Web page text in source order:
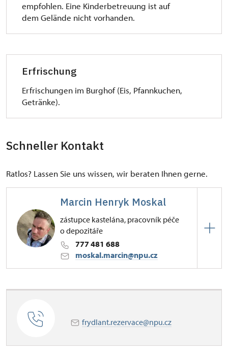
empfohlen. Eine Kinderbetreuung ist auf
dem Gelände nicht vorhanden.
Erfrischung
Erfrischungen im Burghof (Eis, Pfannkuchen,
Getränke).
Schneller Kontakt
Ratlos? Lassen Sie uns wissen, wir beraten Ihnen gerne.
Marcin Henryk Moskal
zástupce kastelána, pracovník péče
o depozitáře
777 481 688
moskal.marcin@npu.cz
Zámecká 4001/, Frýdlant v Čechách 46401
frydlant.rezervace@npu.cz